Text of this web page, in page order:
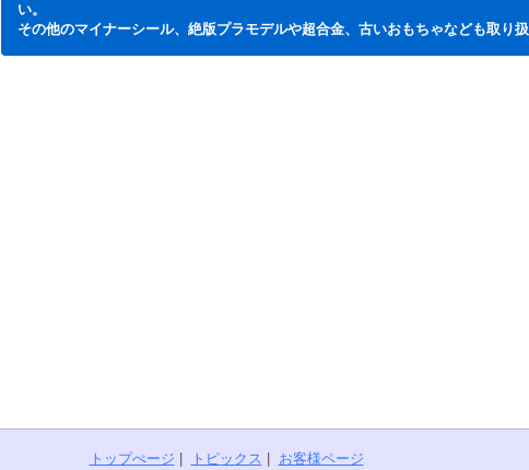
い。
その他のマイナーシール、絶版プラモデルや超合金、古いおもちゃなども取り扱
トップぺージ トピックス お客様ページ